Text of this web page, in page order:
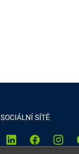
SOCIÁLNÍ SÍTĚ